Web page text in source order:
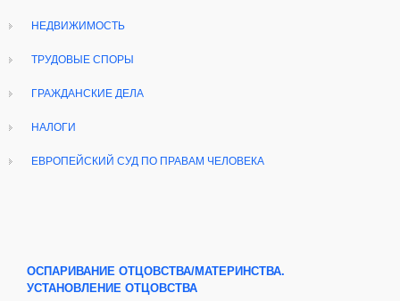
ОСПАРИВАНИЕ ОТЦОВСТВА/МАТЕРИНСТВА.
УСТАНОВЛЕНИЕ ОТЦОВСТВА
НЕДВИЖИМОСТЬ
ТРУДОВЫЕ СПОРЫ
ГРАЖДАНСКИЕ ДЕЛА
НАЛОГИ
ЕВРОПЕЙСКИЙ СУД ПО ПРАВАМ ЧЕЛОВЕКА